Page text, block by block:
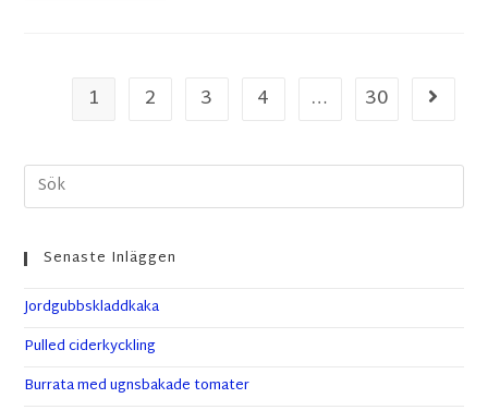
1 2 3 4 … 30
Senaste Inläggen
Jordgubbskladdkaka
Pulled ciderkyckling
Burrata med ugnsbakade tomater